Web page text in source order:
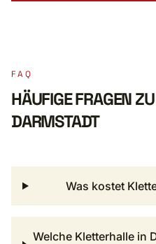
FAQ
HÄUFIGE FRAGEN
DARMSTADT
Was kostet
Welche Kletterhalle in